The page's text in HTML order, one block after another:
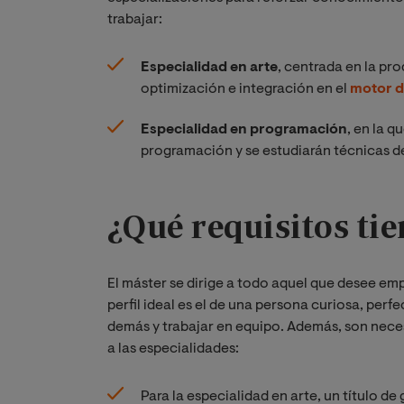
trabajar:
Especialidad en arte, centrada en la
optimización e integración en el motor
Especialidad en programación, en la
programación y se estudiarán técnicas
¿Qué requisitos
El máster se dirige a todo aquel que desee
perfil ideal es el de una persona curiosa,
demás y trabajar en equipo. Además, son
a las especialidades:
Para la especialidad en arte, un título